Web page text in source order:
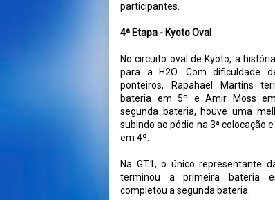
participantes.
4ª Etapa - Kyoto Oval
No circuito oval de Kyoto, a
para a H2O. Com dificuldade
ponteiros, Rapahael Martins
bateria em 5º e Amir Moss
segunda bateria, houve uma
subindo ao pódio na 3ª colocação
em 4º.
Na GT1, o único representante
terminou a primeira bateria
completou a segunda bateria.